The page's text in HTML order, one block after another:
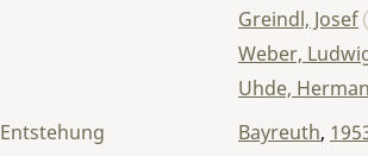
Greindl, Josef
Weber,
Uhde,
Entstehung
Bayreuth,